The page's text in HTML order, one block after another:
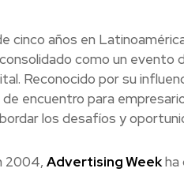
cinco años en
como un evento
Reconocido por su
encuentro para
los desafíos y
2004, Advertising Weekha